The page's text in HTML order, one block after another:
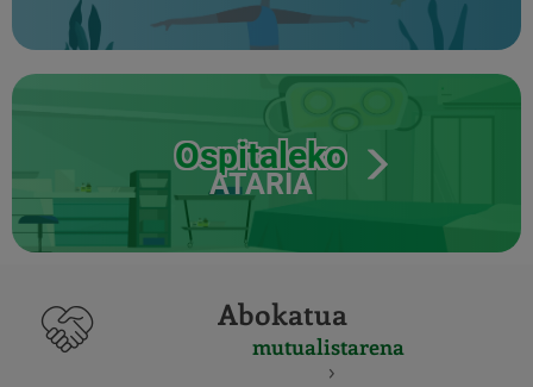
Ospitaleko
ATARIA
Abokatua
mutualistarena